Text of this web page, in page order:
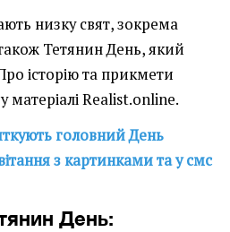
низку свят, зокрема
Тетянин День, який
історію та прикмети
матеріалі Realist.online.
головний День
з картинками та у смс
День: